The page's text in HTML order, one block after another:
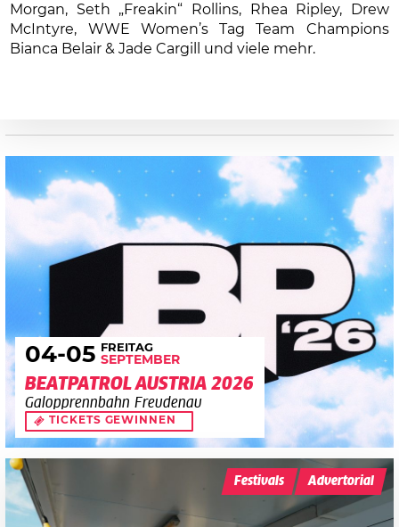
Morgan, Seth „Freakin“ Rollins, Rhea Ripley, Drew
McIntyre, WWE Women’s Tag Team Champions
Bianca Belair & Jade Cargill und viele mehr.
04-05 FREITAG
SEPTEMBER
BEATPATROL AUSTRIA 2026
Galopprennbahn Freudenau
TICKETS GEWINNEN
Festivals Advertorial